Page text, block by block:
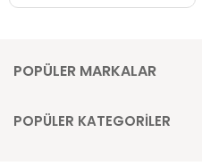
POPÜLER MARKALAR
POPÜLER KATEGORİLER